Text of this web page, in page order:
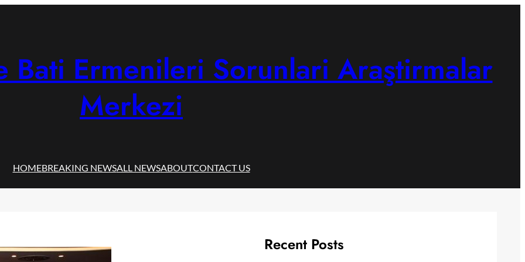
Bati Ermenileri Sorunlari Araştirmalar
Merkezi
HOMEBREAKING NEWSALL NEWSABOUTCONTACT US
Recent Posts